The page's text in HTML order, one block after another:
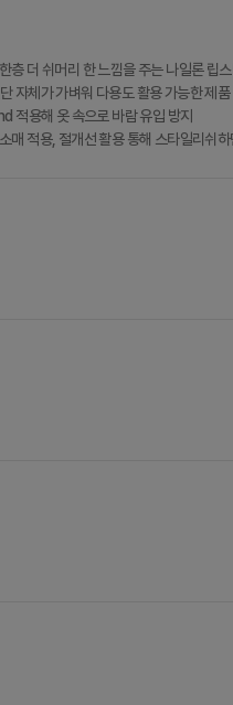
층 더 쉬머리 한 느낌을 주는 나일론 립
자체가 가벼워 다용도 활용 가능한 제품
적용해 옷 속으로 바람 유입 방지
매 적용, 절개선 활용 통해 스타일리쉬